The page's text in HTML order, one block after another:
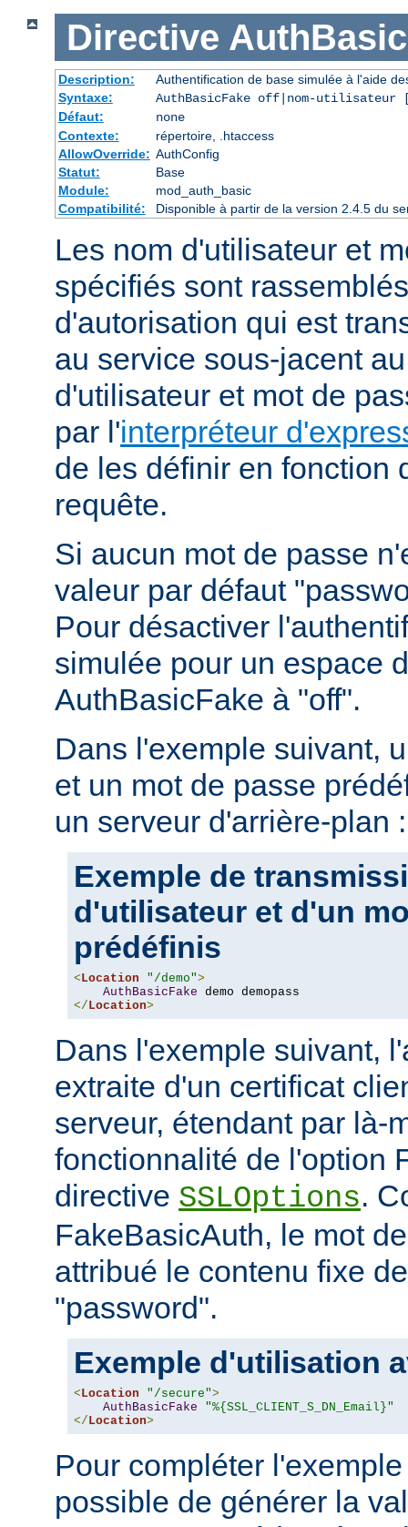
Directive
Description:
Authentification de base simulée à l'aide
Syntaxe:
AuthBasicFake off|nom-utilisateur
Défaut:
none
Contexte:
répertoire, .htaccess
AllowOverride: AuthConfig
Statut:
Base
Module:
mod_auth_basic
Compatibilité:
Disponible à partir de la version 2.4.5 du
Les nom d'utilisateur et
spécifiés sont
d'autorisation qui est
au service sous-jacent
d'utilisateur et mot de
par l'interpréteur
de les définir en fonction
requête.
Si aucun mot de passe
valeur par défaut
Pour désactiver
simulée pour un espace
AuthBasicFake à "off".
Dans l'exemple suivant,
et un mot de passe
un serveur d'arrière-plan :
Exemple de
d'utilisateur et d'un
prédéfinis
<Location "/demo">
AuthBasicFake
</Location>
Dans l'exemple suivant,
extraite d'un certificat
serveur, étendant par là-
fonctionnalité de l'option
directive SSLOptions.
FakeBasicAuth, le mot
attribué le contenu fixe
"password".
Exemple d'utilisation
<Location "/secure">
AuthBasicFake
"%{SSL_CLIENT_S_DN_Email}"
</Location>
Pour compléter
possible de générer la